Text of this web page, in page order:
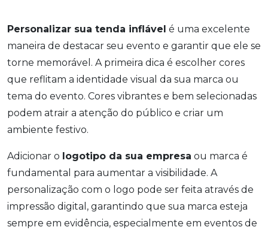
Personalizar sua tenda inflável é uma excelente
maneira de destacar seu evento e garantir que ele se
torne memorável. A primeira dica é escolher cores
que reflitam a identidade visual da sua marca ou
tema do evento. Cores vibrantes e bem selecionadas
podem atrair a atenção do público e criar um
ambiente festivo.
Adicionar o logotipo da sua empresa ou marca é
fundamental para aumentar a visibilidade. A
personalização com o logo pode ser feita através de
impressão digital, garantindo que sua marca esteja
sempre em evidência, especialmente em eventos de